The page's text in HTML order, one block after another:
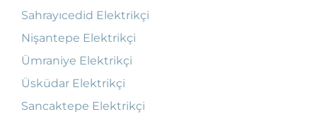
Sahrayıcedid Elektrikçi
Nişantepe Elektrikçi
Ümraniye Elektrikçi
Üsküdar Elektrikçi
Sancaktepe Elektrikçi